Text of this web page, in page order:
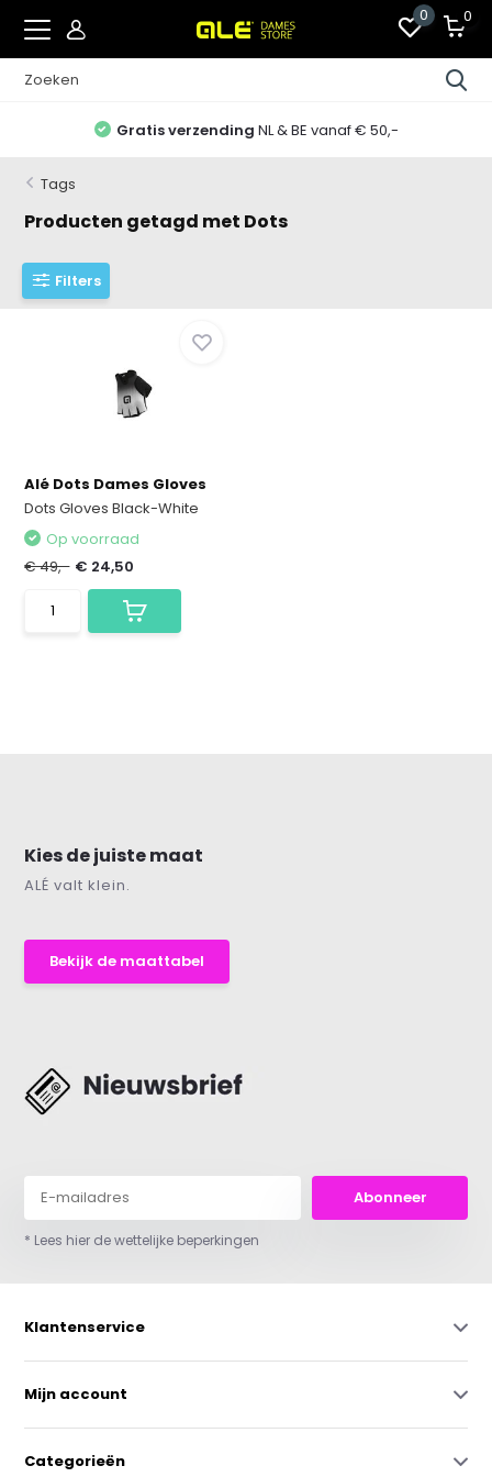
0 0
Gratis verzending NL & BE vanaf € 50,-
Tags
Producten getagd met Dots
Filters
Alé Dots Dames Gloves
Dots Gloves Black-White
Op voorraad
€ 49,- € 24,50
Kies de juiste maat
ALÉ valt klein.
Bekijk de maattabel
Abonneer
* Lees hier de wettelijke beperkingen
Klantenservice
Mijn account
Categorieën